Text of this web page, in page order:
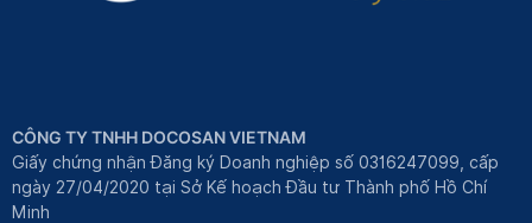
CÔNG TY TNHH DOCOSAN VIETNAM
Giấy chứng nhận Đăng ký Doanh nghiệp số 0316247099, cấp
ngày 27/04/2020 tại Sở Kế hoạch Đầu tư Thành phố Hồ Chí
Minh